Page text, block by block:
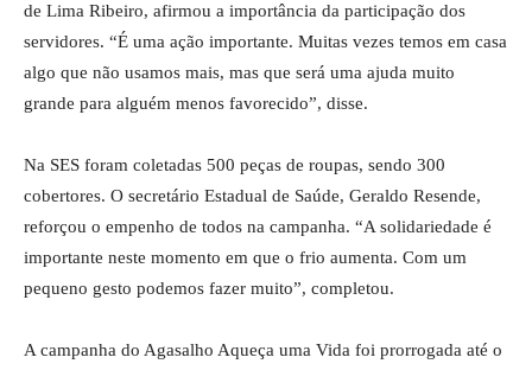
de Lima Ribeiro, afirmou a importância da participação dos
servidores. “É uma ação importante. Muitas vezes temos em casa
algo que não usamos mais, mas que será uma ajuda muito
grande para alguém menos favorecido”, disse.
Na SES foram coletadas 500 peças de roupas, sendo 300
cobertores. O secretário Estadual de Saúde, Geraldo Resende,
reforçou o empenho de todos na campanha. “A solidariedade é
importante neste momento em que o frio aumenta. Com um
pequeno gesto podemos fazer muito”, completou.
A campanha do Agasalho Aqueça uma Vida foi prorrogada até o